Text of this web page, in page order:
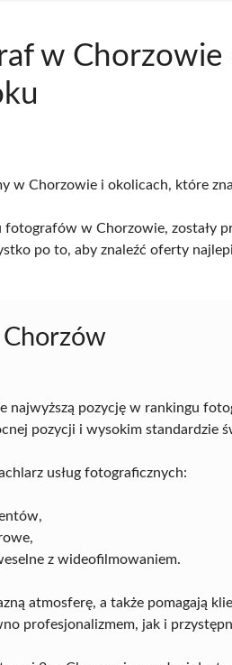
w
w Chorzowie i okolicach, które
w Chorzowie, zostały
po to, aby znaleźć oferty
najwyższą pozycję w rankingu
pozycji i wysokim standardzie
usług fotograficznych:
z wideofilmowaniem.
atmosferę, a także pomagają
profesjonalizmem, jak i